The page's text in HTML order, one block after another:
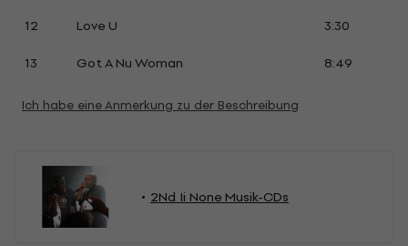
12
Love U
3:30
13
Got A Nu Woman 8:49
Ich habe eine Anmerkung zu der Beschreibung
2Nd Ii None Musik-CDs